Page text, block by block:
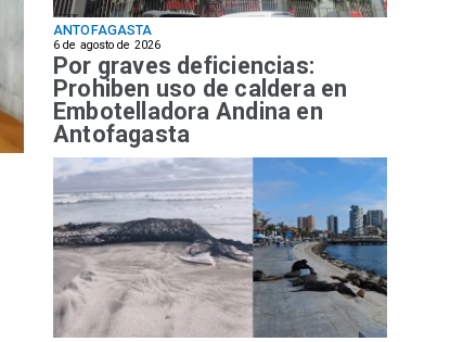
ANTOFAGASTA
6 de agosto de 2026
Por graves deficiencias:
Prohiben uso de caldera en
Embotelladora Andina en
Antofagasta